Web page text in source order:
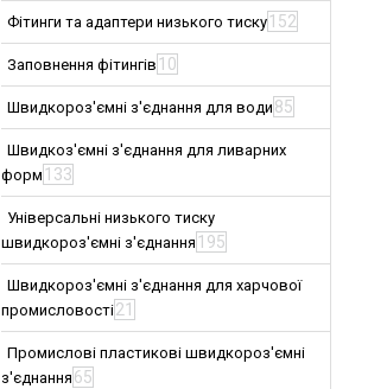
Фітинги та адаптери низького тиску 152
Заповнення фітингів 10
Швидкороз'ємні з'єднання для води 85
Швидкоз'ємні з'єднання для ливарних
форм 133
Універсальні низького тиску
швидкороз'ємні з'єднання 195
Швидкороз'ємні з'єднання для харчової
промисловості21
Промислові пластикові швидкороз'ємні
з'єднання 65